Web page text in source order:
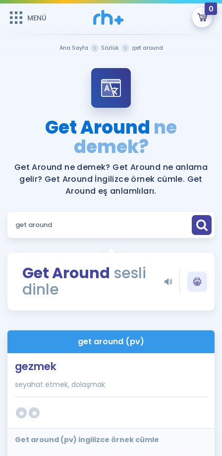
MENÜ
0
Şifremi Hatırlamıyorum
Sepetin Şu An Boş.
Remzi Hoca ile seni sınava hazırlayacak onlarca eğitim seni
bekliyor!
MENÜ
Katılımcı Görüşleri
Faydalı Araçlar
Ücretsiz Kaynaklar
ÖSYM Sınav Takvimi
Kampanyalar
İngilizce Gramer
İngilizce Gramer
Ana Sayfa Sözlük get around
Get Around ne
demek?
Get Around ne demek? Get Around ne anlama
gelir? Get Around İngilizce örnek cümle. Get
Around eş anlamlıları.
Get Around sesli
dinle
get around (pv)
gezmek
seyahat etmek, dolaşmak
Get around (pv) ingilizce örnek cümle